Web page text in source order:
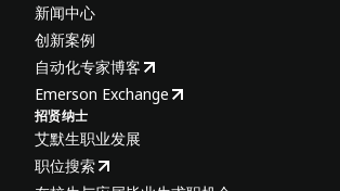
新闻中心
创新案例
自动化专家博客
Emerson Exchange
招贤纳士
艾默生职业发展
职位搜索